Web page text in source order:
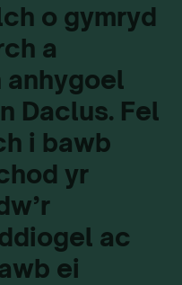
o gymryd
a
Daclus. Fel
i bawb
yr
ac
ei